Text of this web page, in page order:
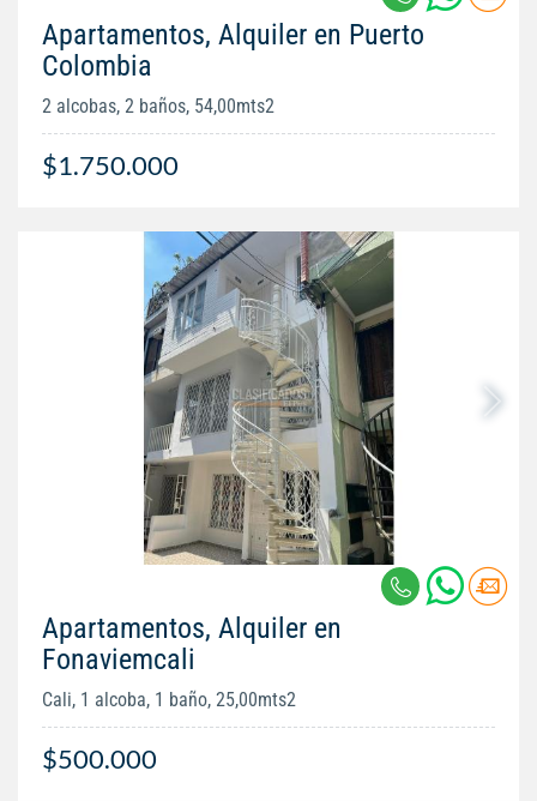
Apartamentos, Alquiler en Puerto
Colombia
2 alcobas, 2 baños, 54,00mts2
$1.750.000
Apartamentos, Alquiler en
Fonaviemcali
Cali, 1 alcoba, 1 baño, 25,00mts2
$500.000